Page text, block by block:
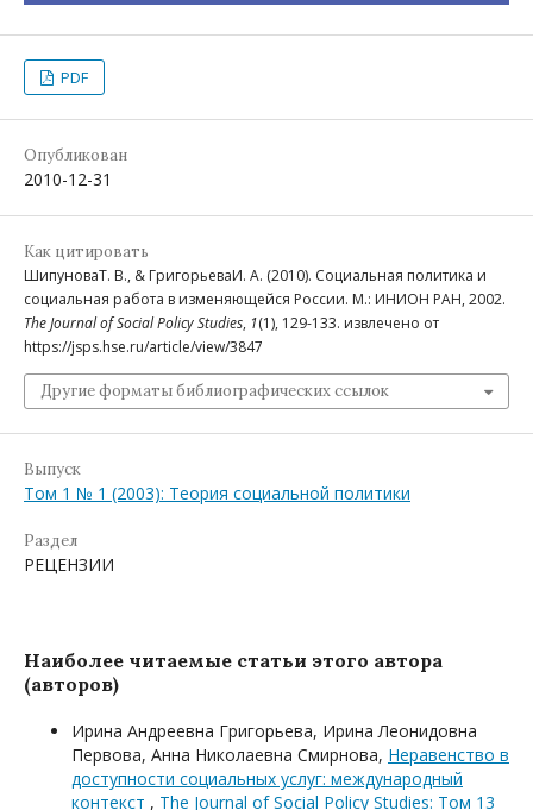
PDF
Опубликован
2010-12-31
Как цитировать
ШипуноваТ. В., & ГригорьеваИ. А. (2010). Социальная политика и
социальная работа в изменяющейся России. М.: ИНИОН РАН, 2002.
The Journal of Social Policy Studies, 1(1), 129-133. извлечено от
https://jsps.hse.ru/article/view/3847
Другие форматы библиографических ссылок
Выпуск
Том 1 № 1 (2003): Теория социальной политики
Раздел
РЕЦЕНЗИИ
Наиболее читаемые статьи этого автора
(авторов)
Ирина Андреевна Григорьева, Ирина Леонидовна
Первова, Анна Николаевна Смирнова, Неравенство в
доступности социальных услуг: международный
контекст , The Journal of Social Policy Studies: Том 13